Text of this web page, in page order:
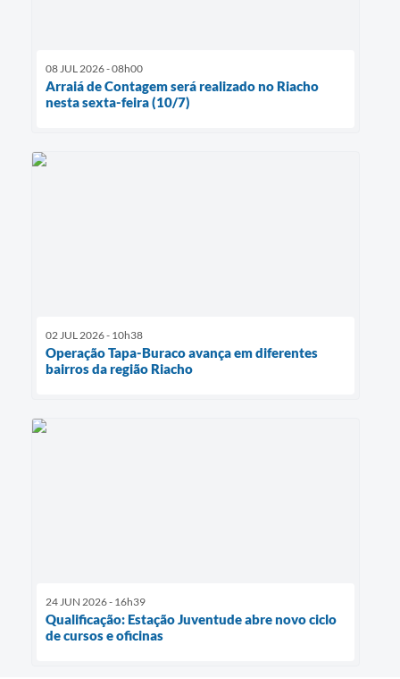
08 JUL 2026 - 08h00
Arraiá de Contagem será realizado no Riacho
nesta sexta-feira (10/7)
02 JUL 2026 - 10h38
Operação Tapa-Buraco avança em diferentes
bairros da região Riacho
24 JUN 2026 - 16h39
Qualificação: Estação Juventude abre novo ciclo
de cursos e oficinas